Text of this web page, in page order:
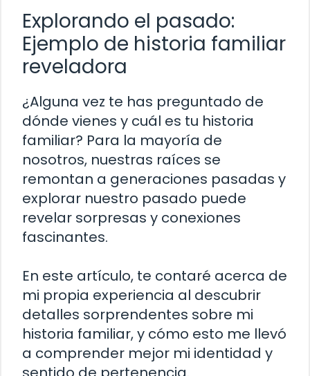
Explorando el pasado:
Ejemplo de historia familiar
reveladora
¿Alguna vez te has preguntado de
dónde vienes y cuál es tu historia
familiar? Para la mayoría de
nosotros, nuestras raíces se
remontan a generaciones pasadas y
explorar nuestro pasado puede
revelar sorpresas y conexiones
fascinantes.
En este artículo, te contaré acerca de
mi propia experiencia al descubrir
detalles sorprendentes sobre mi
historia familiar, y cómo esto me llevó
a comprender mejor mi identidad y